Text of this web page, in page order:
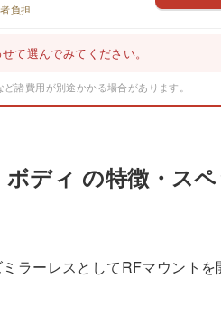
負担
て選んでみてください。
諸費用が別途かかる場合があります。
ディ の特徴・ス
ラーレスとしてRFマウントを